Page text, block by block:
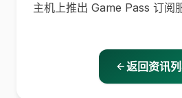
主机上推出 Game Pass 订阅
返回资讯